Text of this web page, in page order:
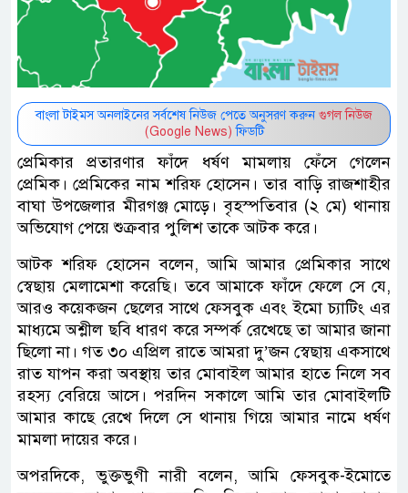
বাংলা টাইমস অনলাইনের সর্বশেষ নিউজ পেতে অনুসরণ করুন গুগল নিউজ
(Google News) ফিডটি
প্রেমিকার প্রতারণার ফাঁদে ধর্ষণ মামলায় ফেঁসে গেলেন
প্রেমিক। প্রেমিকের নাম শরিফ হোসেন। তার বাড়ি রাজশাহীর
বাঘা উপজেলার মীরগঞ্জ মোড়ে। বৃহস্পতিবার (২ মে) থানায়
অভিযোগ পেয়ে শুক্রবার পুলিশ তাকে আটক করে।
আটক শরিফ হোসেন বলেন, আমি আমার প্রেমিকার সাথে
স্বেছায় মেলামেশা করেছি। তবে আমাকে ফাঁদে ফেলে সে যে,
আরও কয়েকজন ছেলের সাথে ফেসবুক এবং ইমো চ্যাটিং এর
মাধ্যমে অশ্লীল ছবি ধারণ করে সম্পর্ক রেখেছে তা আমার জানা
ছিলো না। গত ৩০ এপ্রিল রাতে আমরা দু’জন স্বেছায় একসাথে
রাত যাপন করা অবস্থায় তার মোবাইল আমার হাতে নিলে সব
রহস্য বেরিয়ে আসে। পরদিন সকালে আমি তার মোবাইলটি
আমার কাছে রেখে দিলে সে থানায় গিয়ে আমার নামে ধর্ষণ
মামলা দায়ের করে।
অপরদিকে, ভুক্তভুগী নারী বলেন, আমি ফেসবুক-ইমোতে